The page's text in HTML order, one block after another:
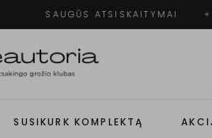
SAUGŪS ATSISKAITYMAI
SUSIKURK KOMPLEKTĄ